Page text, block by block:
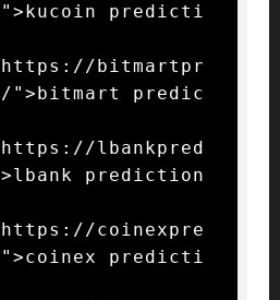
predicti
bitmartpr
">bitmart predic
lbankpred
prediction
coinexpre
predicti